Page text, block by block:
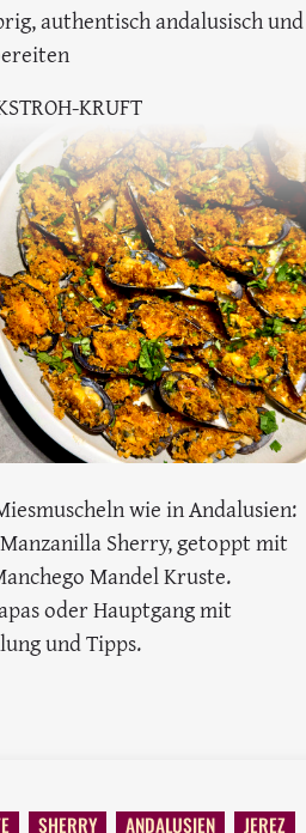
authentisch andalusisch und
KRUFT
wie in Andalusien:
Sherry, getoppt mit
Mandel Kruste.
oder Hauptgang mit
und Tipps.
Miesmuscheln mit
SHERRY ANDALUSIEN
JEREZ